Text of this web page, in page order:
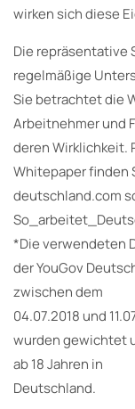
wirken sich diese
Die repräsentative
regelmäßige
Sie betrachtet die
Arbeitnehmer und
deren Wirklichkeit.
Whitepaper finden
deutschland.com
*Die verwendeten
der YouGov
zwischen dem
04.07.2018 und
wurden gewichtet
ab 18 Jahren in
Deutschland.